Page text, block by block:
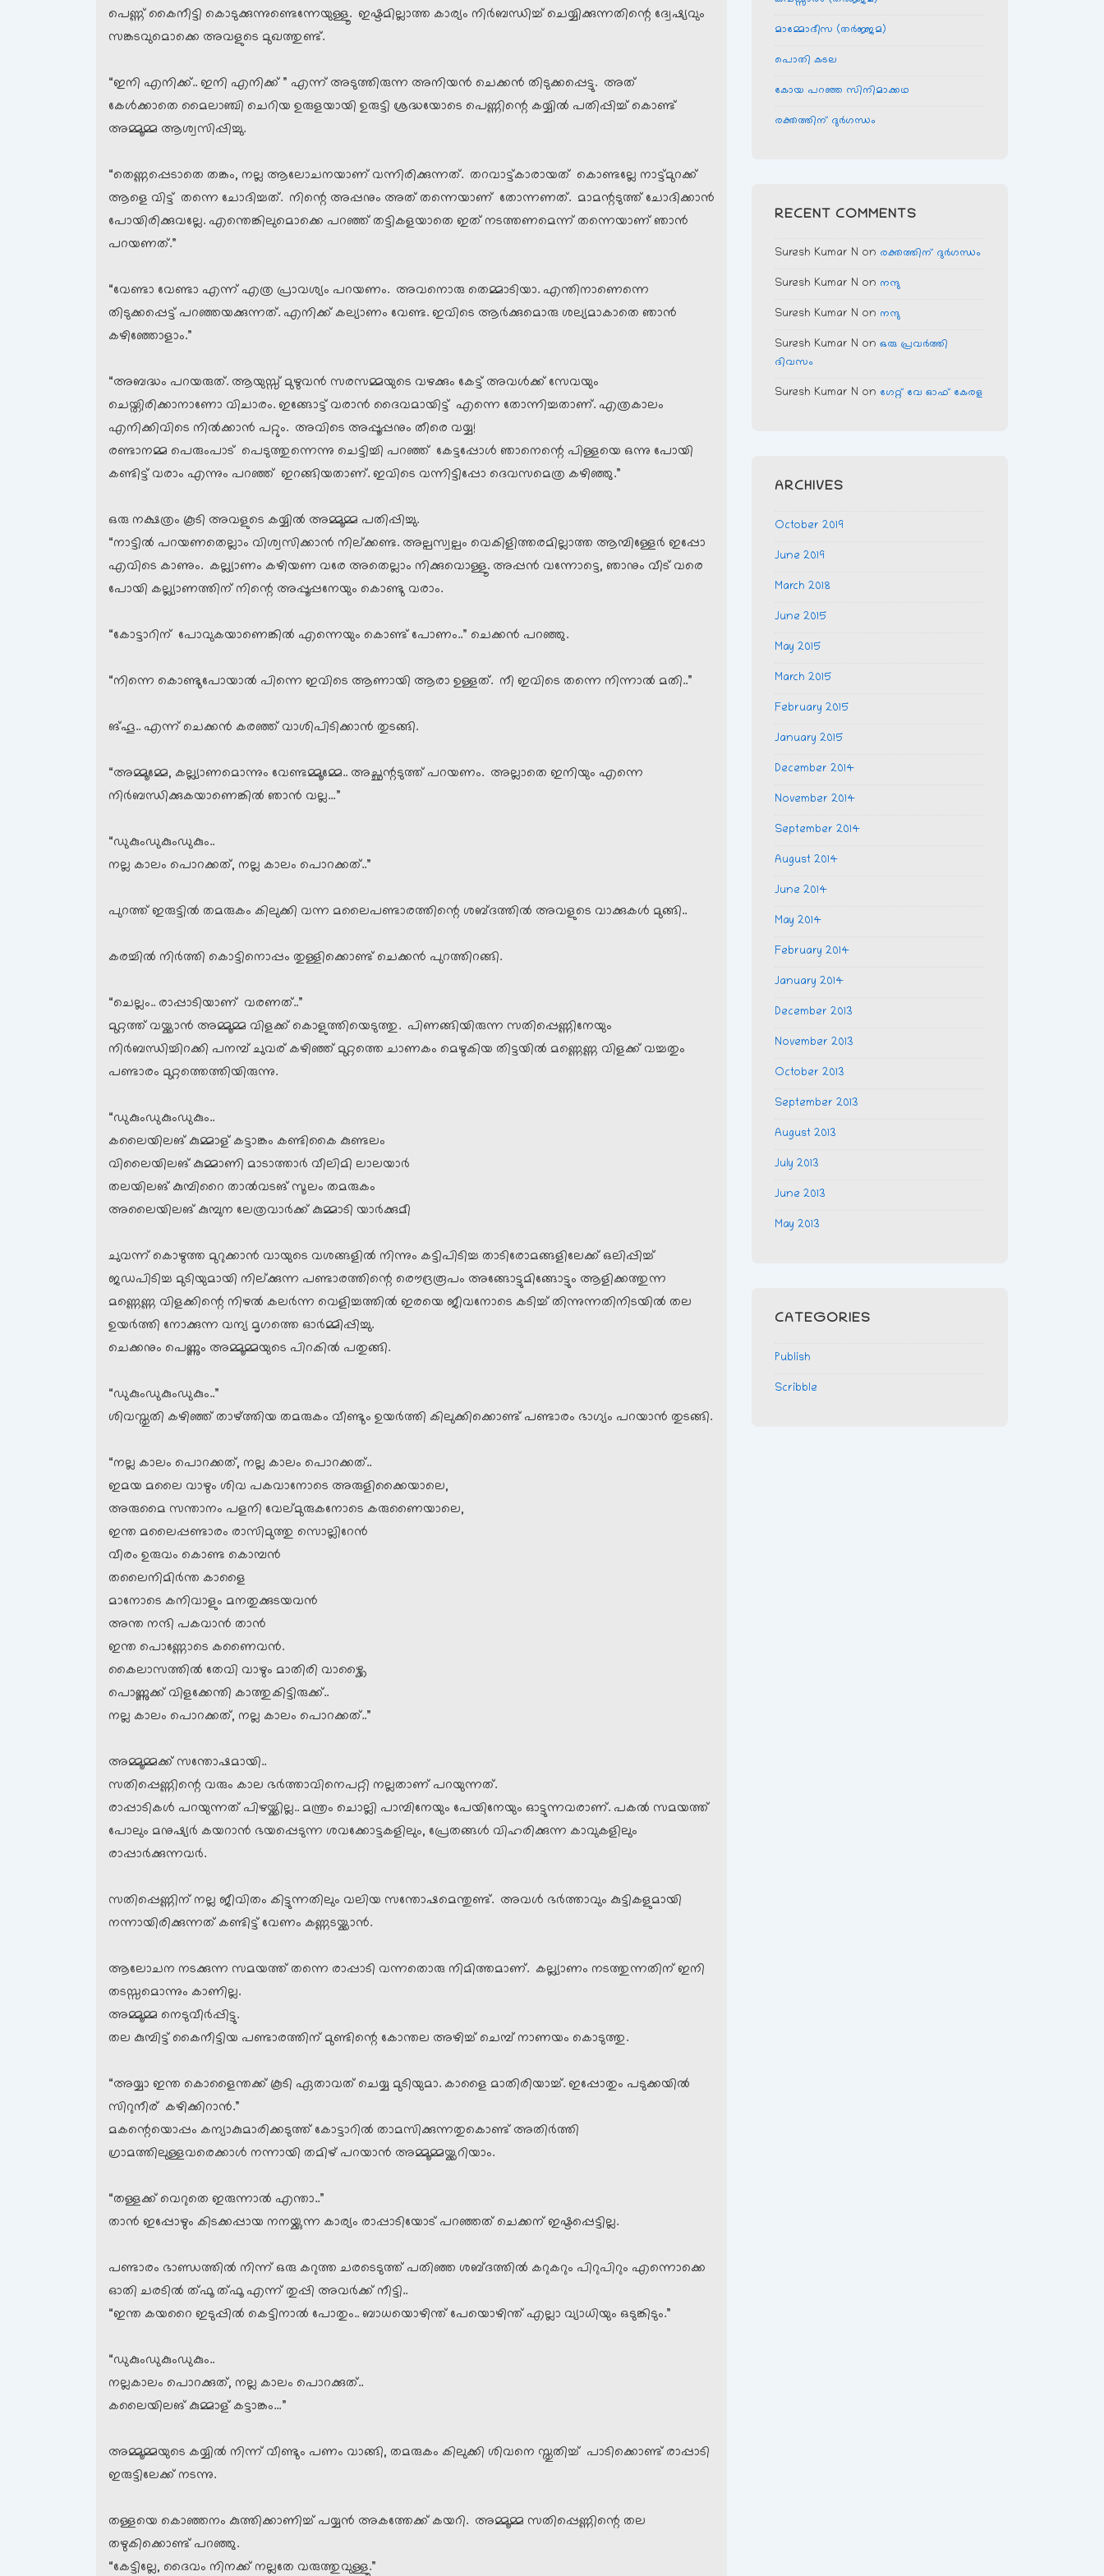
പെണ്ണ് കൈനീട്ടി കൊടുക്കുന്നുണ്ടെന്നേയുള്ളൂ. ഇഷ്ടമില്ലാത്ത കാര്യം നിര്‍ബന്ധിച്ച് ചെയ്യിക്കുന്നതിന്റെ ദ്വേഷ്യവും
സങ്കടവുമൊക്കെ അവളുടെ മുഖത്തുണ്ട്.
“ഇനി എനിക്ക്.. ഇനി എനിക്ക് ” എന്ന് അടുത്തിരുന്ന അനിയന്‍ ചെക്കന്‍ തിടുക്കപ്പെട്ടു. അത്
കേള്‍ക്കാതെ മൈലാഞ്ചി ചെറിയ ഉരുളയായി ഉരുട്ടി ശ്രദ്ധയോടെ പെണ്ണിന്റെ കയ്യില്‍ പതിപ്പിച്ച് കൊണ്ട്
അമ്മൂമ്മ ആശ്വസിപ്പിച്ചു.
“തെണ്ണപ്പെടാതെ തങ്കം, നല്ല ആലോചനയാണ് വന്നിരിക്കുന്നത്. തറവാട്ട്കാരായത് കൊണ്ടല്ലേ നാട്ട്മുറക്ക്
ആളെ വിട്ട് തന്നെ ചോദിച്ചത്. നിന്റെ അപ്പനും അത് തന്നെയാണ് തോന്നണത്. മാമന്റടുത്ത് ചോദിക്കാന്‍
പോയിരിക്കുവല്ലേ. എന്തെങ്കിലുമൊക്കെ പറഞ്ഞ് തട്ടികളയാതെ ഇത് നടത്തണമെന്ന് തന്നെയാണ് ഞാന്‍
പറയണത്.”
“വേണ്ടാ വേണ്ടാ എന്ന് എത്ര പ്രാവശ്യം പറയണം. അവനൊരു തെമ്മാടിയാ. എന്തിനാണെന്നെ
തിടുക്കപ്പെട്ട് പറഞ്ഞയക്കുന്നത്. എനിക്ക് കല്യാണം വേണ്ട. ഇവിടെ ആര്‍ക്കുമൊരു ശല്യമാകാതെ ഞാന്‍
കഴിഞ്ഞോളാം.”
“അബദ്ധം പറയരുത്. ആയുസ്സ് മുഴുവന്‍ സരസമ്മയുടെ വഴക്കും കേട്ട് അവള്‍ക്ക് സേവയും
ചെയ്തിരിക്കാനാണോ വിചാരം. ഇങ്ങോട്ട് വരാന്‍ ദൈവമായിട്ട് എന്നെ തോന്നിച്ചതാണ്. എത്രകാലം
എനിക്കിവിടെ നില്‍ക്കാന്‍ പറ്റും. അവിടെ അപ്പൂപ്പനും തീരെ വയ്യ!
രണ്ടാനമ്മ പെരുംപാട് പെടുത്തുന്നെന്നു ചെട്ടിച്ചി പറഞ്ഞ് കേട്ടപ്പോള്‍ ഞാനെന്റെ പിള്ളയെ ഒന്നു പോയി
കണ്ടിട്ട് വരാം എന്നും പറഞ്ഞ് ഇറങ്ങിയതാണ്. ഇവിടെ വന്നിട്ടിപ്പോ ദെവസമെത്ര കഴിഞ്ഞു.”
ഒരു നക്ഷത്രം കൂടി അവളുടെ കയ്യില്‍ അമ്മൂമ്മ പതിപ്പിച്ചു.
“നാട്ടില്‍ പറയണതെല്ലാം വിശ്വസിക്കാന്‍ നില്ക്കണ്ട. അല്പസ്വല്പം വെകിളിത്തരമില്ലാത്ത ആമ്പിള്ളേര്‍ ഇപ്പോ
എവിടെ കാണും. കല്ല്യാണം കഴിയണ വരേ അതെല്ലാം നിക്കുവൊള്ളൂ. അപ്പന്‍ വന്നോട്ടെ, ഞാനും വീട് വരെ
പോയി കല്ല്യാണത്തിന് നിന്റെ അപ്പൂപ്പനേയും കൊണ്ടു വരാം.
“കോട്ടാറിന് പോവുകയാണെങ്കില്‍ എന്നെയും കൊണ്ട് പോണം..” ചെക്കന്‍ പറഞ്ഞു.
“നിന്നെ കൊണ്ടുപോയാല്‍ പിന്നെ ഇവിടെ ആണായി ആരാ ഉള്ളത്. നീ ഇവിടെ തന്നെ നിന്നാല്‍ മതി..”
ങ്ഹൂ.. എന്ന് ചെക്കന്‍ കരഞ്ഞ് വാശിപിടിക്കാന്‍ തുടങ്ങി.
“അമ്മൂമ്മേ, കല്ല്യാണമൊന്നും വേണ്ടമ്മൂമ്മേ.. അച്ഛന്റടുത്ത് പറയണം. അല്ലാതെ ഇനിയും എന്നെ
നിര്‍ബന്ധിക്കുകയാണെങ്കില്‍ ഞാന്‍ വല്ല…”
“ഡുകുംഡുകുംഡുകും..
നല്ല കാലം പൊറക്കത്, നല്ല കാലം പൊറക്കത്..”
പുറത്ത് ഇരുട്ടില്‍ തമരുകം കിലുക്കി വന്ന മലൈപണ്ടാരത്തിന്റെ ശബ്ദത്തില്‍ അവളുടെ വാക്കുകള്‍ മുങ്ങി..
കരച്ചില്‍‌ നിര്‍ത്തി കൊട്ടിനൊപ്പം തുള്ളിക്കൊണ്ട് ചെക്കന്‍ പുറത്തിറങ്ങി.
“ചെല്ലം.. രാപ്പാടിയാണ് വരണത്..”
മുറ്റത്ത് വയ്ക്കാന്‍ അമ്മൂമ്മ വിളക്ക് കൊളുത്തിയെടുത്തു. പിണങ്ങിയിരുന്ന സതിപ്പെണ്ണിനേയും
നിര്‍ബന്ധിച്ചിറക്കി പനമ്പ് ചുവര് കഴിഞ്ഞ് മുറ്റത്തെ ചാണകം മെഴുകിയ തിട്ടയില്‍ മണ്ണെണ്ണ വിളക്ക് വച്ചതും
പണ്ടാരം മുറ്റത്തെത്തിയിരുന്നു.
“ഡുകുംഡുകുംഡുകും..
കലൈയിലങ് കുമ്മാള് കട്ടാങ്കം കണ്ടികൈ കുണ്ടലം
വിലൈയിലങ് കുമ്മാണി മാടാത്താര്‍ വീലിമി ലാലയാര്‍
തലയിലങ് കുമ്പിറൈ താല്‍വടങ് സൂലം തമരുകം
അലൈയിലങ് കുമ്പുന ലേത്രവാര്‍ക്ക് കുമ്മാടി യാര്‍ക്കുമീ
ചുവന്ന് കൊഴുത്ത മുറുക്കാന്‍ വായുടെ വശങ്ങളില്‍ നിന്നും കട്ടിപിടിച്ച താടിരോമങ്ങളിലേക്ക് ഒലിപ്പിച്ച്
ജഡപിടിച്ച മുടിയുമായി നില്ക്കുന്ന പണ്ടാരത്തിന്റെ രൌദ്രരൂപം അങ്ങോട്ടുമിങ്ങോട്ടും ആളിക്കത്തുന്ന
മണ്ണെണ്ണ വിളക്കിന്റെ നിഴല്‍ കലര്‍ന്ന വെളിച്ചത്തില്‍ ഇരയെ ജീവനോടെ കടിച്ച് തിന്നുന്നതിനിടയില്‍ തല
ഉയര്‍ത്തി നോക്കുന്ന വന്യ മൃഗത്തെ ഓര്‍മ്മിപ്പിച്ചു.
ചെക്കനും പെണ്ണും അമ്മൂമ്മയുടെ പിറകില്‍ പതുങ്ങി.
“ഡുകുംഡുകുംഡുകും..”
ശിവസ്തുതി കഴിഞ്ഞ് താഴ്ത്തിയ തമരുകം വീണ്ടും ഉയര്‍ത്തി കിലുക്കിക്കൊണ്ട് പണ്ടാരം ഭാഗ്യം പറയാന്‍ തുടങ്ങി.
“നല്ല കാലം പൊറക്കത്, നല്ല കാലം പൊറക്കത്..
ഇമയ മലൈ വാഴും ശിവ പകവാനോടെ അരുളിക്കൈയാലെ,
അരുമൈ സന്താനം പളനി വേല്മുരുകനോടെ കരുണൈയാലെ,
ഇന്ത മലൈപ്പണ്ടാരം രാസിമുത്തു സൊല്ലിറേന്‍
വീരം ഉരുവം കൊണ്ട കൊമ്പന്‍
തലൈനിമിര്‍ന്ത കാളൈ
മാനോടെ കനിവാളും മനതുക്കുടയവന്‍
അന്ത നന്ദി പകവാന്‍ താന്‍
ഇന്ത പൊണ്ണോടെ കണൈവന്‍.
കൈലാസത്തില്‍ തേവി വാഴും മാതിരി വാഴ്ക്കൈ
പൊണ്ണുക്ക് വിളക്കേന്തി കാത്തുകിട്ടിരുക്ക്..
നല്ല കാലം പൊറക്കത്, നല്ല കാലം പൊറക്കത്..”
അമ്മൂമ്മക്ക് സന്തോഷമായി..
സതിപ്പെണ്ണിന്റെ വരും കാല ഭര്‍ത്താവിനെപറ്റി നല്ലതാണ് പറയുന്നത്.
രാപ്പാടികള്‍ പറയുന്നത് പിഴയ്ക്കില്ല.. മന്ത്രം ചൊല്ലി പാമ്പിനേയും പേയിനേയും ഓട്ടുന്നവരാണ്. പകല്‍ സമയത്ത്
പോലും മനുഷ്യര്‍ കയറാന്‍ ഭയപ്പെടുന്ന ശവക്കോട്ടകളിലും, പ്രേതങ്ങള്‍ വിഹരിക്കുന്ന കാവുകളിലും
രാപ്പാര്‍ക്കുന്നവര്‍.
സതിപ്പെണ്ണിന് നല്ല ജീവിതം കിട്ടുന്നതിലും വലിയ സന്തോഷമെന്തുണ്ട്. അവള്‍ ഭര്‍ത്താവും കുട്ടികളുമായി
നന്നായിരിക്കുന്നത് കണ്ടിട്ട് വേണം കണ്ണടയ്ക്കാന്‍.
ആലോചന നടക്കുന്ന സമയത്ത് തന്നെ രാപ്പാടി വന്നതൊരു നിമിത്തമാണ്. കല്ല്യാണം നടത്തുന്നതിന് ഇനി
തടസ്സമൊന്നും കാണില്ല.
അമ്മൂമ്മ നെടുവീര്‍പ്പിട്ടു.
തല കുമ്പിട്ട് കൈനീട്ടിയ പണ്ടാരത്തിന് മുണ്ടിന്റെ കോന്തല അഴിച്ച് ചെമ്പ് നാണയം കൊടുത്തു.
“അയ്യാ ഇന്ത കൊളൈന്തക്ക് കൂടി ഏതാവത് ചെയ്യ മുടിയുമാ. കാളൈ മാതിരിയാച്ച്. ഇപ്പോതും പടുക്കയില്‍
സിറുനീര് കഴിക്കിറാന്‍.”
മകന്റെയൊപ്പം കന്യാകുമാരിക്കടുത്ത് കോട്ടാറില്‍ താമസിക്കുന്നതുകൊണ്ട് അതിര്‍ത്തി
ഗ്രാമത്തിലുള്ളവരെക്കാള്‍ നന്നായി തമിഴ് പറയാന്‍ അമ്മൂമ്മയ്ക്കറിയാം.
“തള്ളക്ക് വെറുതെ ഇരുന്നാല്‍ എന്താ..”
താന്‍ ഇപ്പോഴും കിടക്കപ്പായ നനയ്ക്കുന്ന കാര്യം രാപ്പാടിയോട് പറഞ്ഞത് ചെക്കന് ഇഷ്ടപ്പെട്ടില്ല.
പണ്ടാരം ഭാണ്ഡത്തില്‍ നിന്ന് ഒരു കറുത്ത ചരടെടുത്ത് പതിഞ്ഞ ശബ്ദത്തില്‍ കറുകറും പിറുപിറും എന്നൊക്കെ
ഓതി ചരടില്‍ ത്ഫൂ ത്ഫൂ എന്ന് തുപ്പി അവര്‍ക്ക് നീട്ടി..
“ഇന്ത കയറൈ ഇടുപ്പില്‍ കെട്ടിനാല്‍ പോതും.. ബാധയൊഴിന്ത് പേയൊഴിന്ത് എല്ലാ വ്യാധിയും ഒടുങ്കിടും.”
“ഡുകുംഡുകുംഡുകും..
നല്ലകാലം പൊറക്കുത്, നല്ല കാലം പൊറക്കുത്..
കലൈയിലങ് കുമ്മാള് കട്ടാങ്കം…”
അമ്മൂമ്മയുടെ കയ്യില്‍ നിന്ന് വീണ്ടും പണം വാങ്ങി, തമരുകം കിലുക്കി ശിവനെ സ്തുതിച്ച് പാടിക്കൊണ്ട് രാപ്പാടി
ഇരുട്ടിലേക്ക് നടന്നു.
തള്ളയെ കൊഞ്ഞനം കുത്തിക്കാണിച്ച് പയ്യന്‍ അകത്തേക്ക് കയറി. അമ്മൂമ്മ സതിപ്പെണ്ണിന്റെ തല
തഴുകിക്കൊണ്ട് പറഞ്ഞു.
“കേട്ടില്ലേ, ദൈവം നിനക്ക് നല്ലതേ വരുത്തുവുള്ളൂ.”
മാമ്മോദീസ (തര്‍ജ്ജമ)
പൊതി കടല
കോയ പറഞ്ഞ സിനിമാക്കഥ
രക്തത്തിന് ദുര്‍ഗന്ധം
RECENT COMMENTS
Suresh Kumar N on രക്തത്തിന് ദുര്‍ഗന്ധം
Suresh Kumar N on നന്ദു
Suresh Kumar N on നന്ദു
Suresh Kumar N on ഒരു പ്രവര്‍ത്തി
ദിവസം
Suresh Kumar N on ഗേറ്റ് വേ ഓഫ് കേരള
ARCHIVES
October 2019
June 2019
March 2018
June 2015
May 2015
March 2015
February 2015
January 2015
December 2014
November 2014
September 2014
August 2014
June 2014
May 2014
February 2014
January 2014
December 2013
November 2013
October 2013
September 2013
August 2013
July 2013
June 2013
May 2013
CATEGORIES
Publish
Scribble